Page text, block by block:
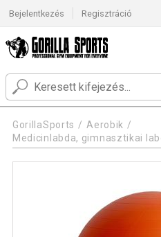
Bejelentkezés Regisztráció
GorillaSports
Aerobik
Medicinlabda, gimnasztikai